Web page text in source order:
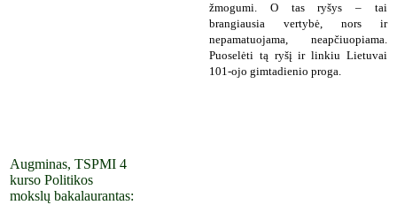
žmogumi. O tas ryšys – tai
brangiausia vertybė, nors ir
nepamatuojama, neapčiuopiama.
Puoselėti tą ryšį ir linkiu Lietuvai
101-ojo gimtadienio proga.
Augminas, TSPMI 4
kurso Politikos
mokslų bakalaurantas: